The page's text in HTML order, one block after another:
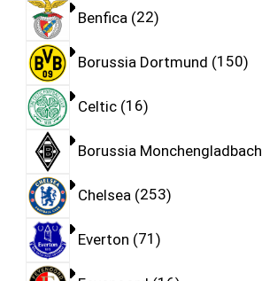
Benfica 22
Borussia Dortmund 150
Celtic 16
Borussia Monchengladbach
Chelsea 253
Everton 71